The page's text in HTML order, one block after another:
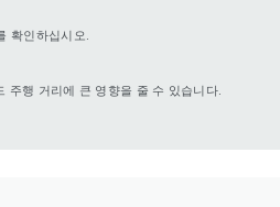
확인하십시오.
주행 거리에 큰 영향을 줄 수 있습니다.